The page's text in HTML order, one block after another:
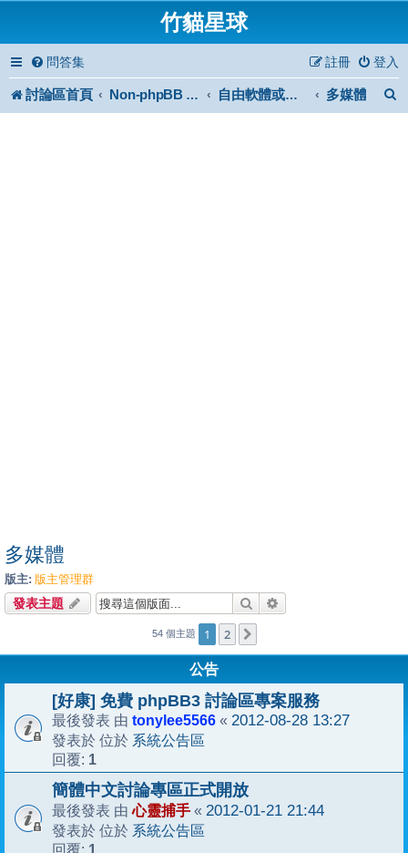
竹貓星球
問答集 登入
註冊
討論區首頁 Non-phpBB specific 自由軟體或免費軟體 多媒體
多媒體
版主: 版主管理群
發表主題 搜尋
54 個主題 1 2
公告
[好康] 免費 phpBB3 討論區專案服務
最後發表 由 tonylee5566 « 2012-08-28 13:27
發表於 位於 系統公告區
回覆: 1
簡體中文討論專區正式開放
最後發表 由心靈捕手 « 2012-01-21 21:44
發表於 位於 系統公告區
1